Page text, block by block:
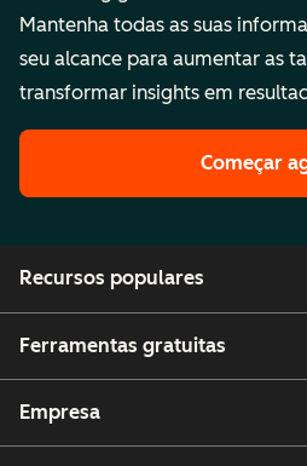
Mantenha todas as suas
seu alcance para aumentar as
transformar insights em
Começar
Recursos populares
Ferramentas gratuitas
Empresa